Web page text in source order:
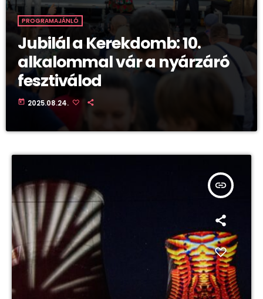
PROGRAMAJÁNLÓ
Jubilál a Kerekdomb: 10.
alkalommal vár a nyárzáró
fesztiválod
today 2025.08.24.
insert_link